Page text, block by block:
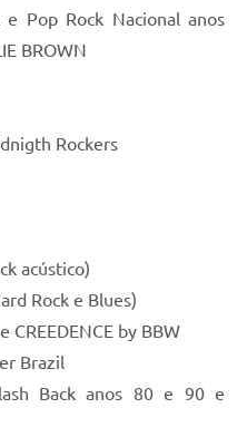
Pop Rock Nacional anos
BROWN
Rockers
acústico)
Rock e Blues)
CREEDENCE by BBW
Brazil
Back anos 80 e 90 e